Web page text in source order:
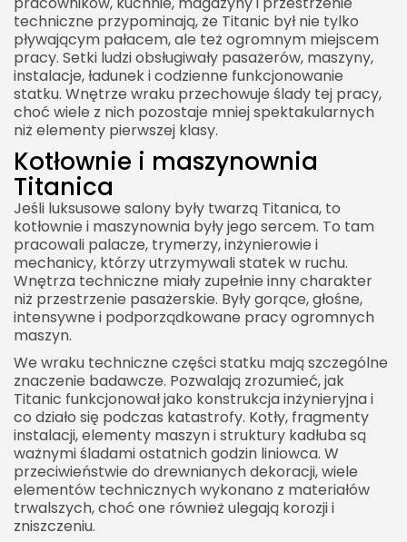
techniczne przypominają, że Titanic był nie tylko
pływającym pałacem, ale też ogromnym miejscem
pracy. Setki ludzi obsługiwały pasażerów, maszyny,
instalacje, ładunek i codzienne funkcjonowanie
statku. Wnętrze wraku przechowuje ślady tej pracy,
choć wiele z nich pozostaje mniej spektakularnych
niż elementy pierwszej klasy.
Kotłownie i maszynownia
Titanica
Jeśli luksusowe salony były twarzą Titanica, to
kotłownie i maszynownia były jego sercem. To tam
pracowali palacze, trymerzy, inżynierowie i
mechanicy, którzy utrzymywali statek w ruchu.
Wnętrza techniczne miały zupełnie inny charakter
niż przestrzenie pasażerskie. Były gorące, głośne,
intensywne i podporządkowane pracy ogromnych
maszyn.
We wraku techniczne części statku mają szczególne
znaczenie badawcze. Pozwalają zrozumieć, jak
Titanic funkcjonował jako konstrukcja inżynieryjna i
co działo się podczas katastrofy. Kotły, fragmenty
instalacji, elementy maszyn i struktury kadłuba są
ważnymi śladami ostatnich godzin liniowca. W
przeciwieństwie do drewnianych dekoracji, wiele
elementów technicznych wykonano z materiałów
trwalszych, choć one również ulegają korozji i
zniszczeniu.